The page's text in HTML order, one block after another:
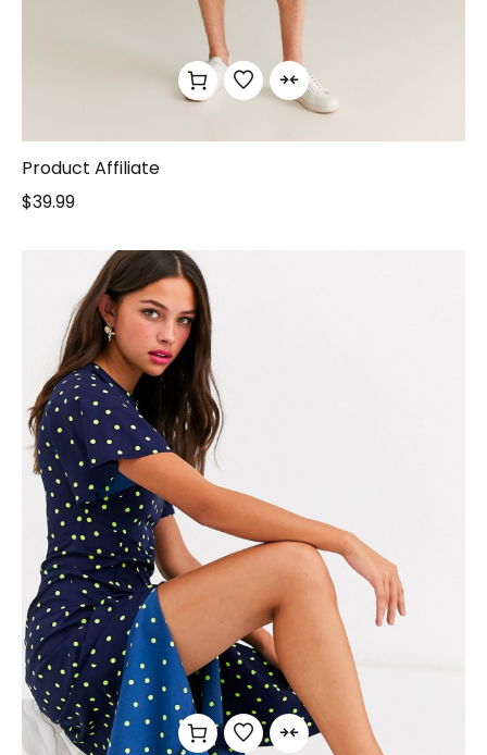
Product Affiliate
$39.99